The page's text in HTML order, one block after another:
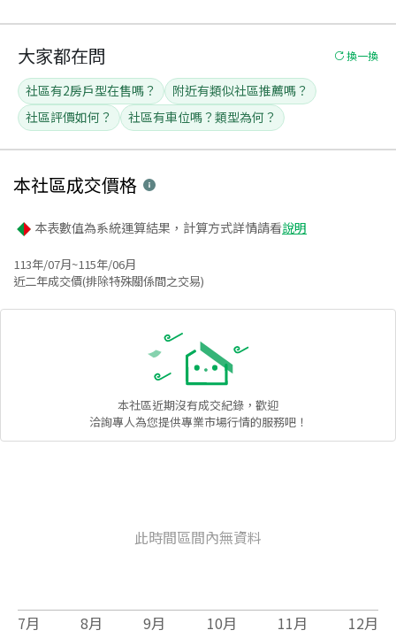
大家都在問 換一換
社區有2房戶型在售嗎？
附近有類似社區推薦嗎？
社區評價如何？
社區有車位嗎？類型為何？
本社區成交價格
本表數值為系統運算結果，計算方式詳情請看說明
113年/07月~115年/06月
近二年成交價(排除特殊關係間之交易)
本社區近期沒有成交紀錄，歡迎
洽詢專人為您提供專業市場行情的服務吧！
此時間區間內無資料
7月 8月 9月 10月 11月 12月